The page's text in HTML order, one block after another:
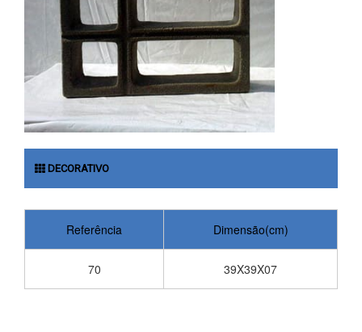
DECORATIVO
Referência Dimensão(cm)
70 39X39X07